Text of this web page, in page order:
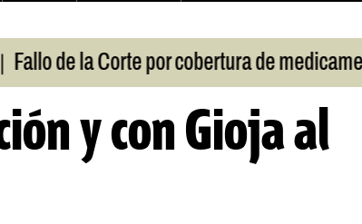
de la Corte por cobertura de medicamentos
y con Gioja al